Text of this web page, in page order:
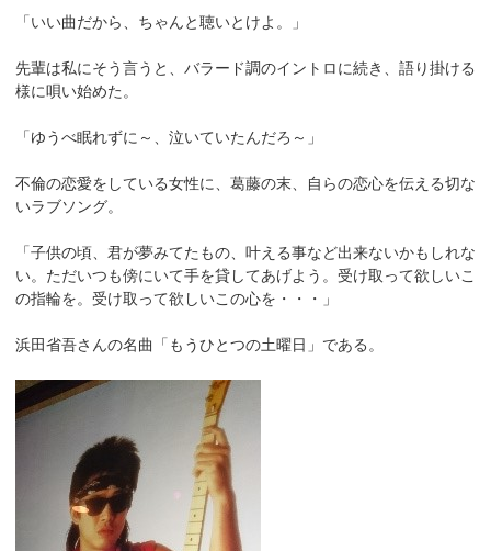
「いい曲だから、ちゃんと聴いとけよ。」
先輩は私にそう言うと、バラード調のイントロに続き、語り掛ける
様に唄い始めた。
「ゆうべ眠れずに～、泣いていたんだろ～」
不倫の恋愛をしている女性に、葛藤の末、自らの恋心を伝える切な
いラブソング。
「子供の頃、君が夢みてたもの、叶える事など出来ないかもしれな
い。ただいつも傍にいて手を貸してあげよう。受け取って欲しいこ
の指輪を。受け取って欲しいこの心を・・・」
浜田省吾さんの名曲「もうひとつの土曜日」である。